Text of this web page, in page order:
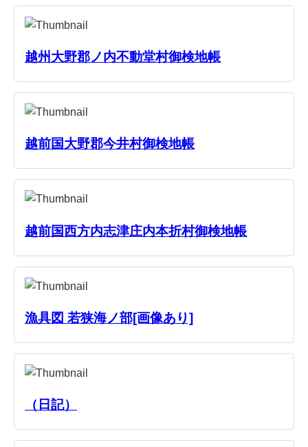
越州大野郡ノ内不動堂村御検地帳
越前国大野郡今井村御検地帳
越前国西方内志津庄内本折村御検地帳
漁具図 若狭海ノ部[画像あり]
（日記）